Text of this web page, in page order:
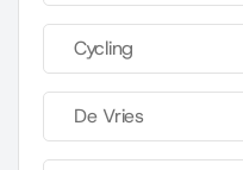
Cycling
De Vries